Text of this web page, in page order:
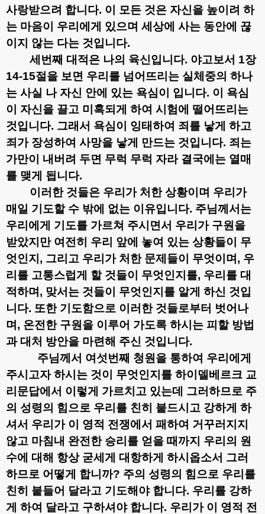
사랑받으려 합니다. 이 모든 것은 자신을 높이려 하
는 마음이 우리에게 있으며 세상에 사는 동안에 끊
이지 않는 다는 것입니다.
세번째 대적은 나의 육신입니다. 야고보서 1장
14-15절을 보면 우리를 넘어뜨리는 실체중의 하나
는 사실 나 자신 안에 있는 욕심이 입니다. 이 욕심
이 자신을 끌고 미혹되게 하여 시험에 떨어뜨리는
것입니다. 그래서 욕심이 잉태하여 죄를 낳게 하고
죄가 장성하여 사망을 낳게 만드는 것입니다. 죄는
가만이 내버려 두면 무럭 무럭 자라 결국에는 열매
를 맺게 됩니다.
이러한 것들은 우리가 처한 상황이며 우리가
매일 기도할 수 밖에 없는 이유입니다. 주님께서는
우리에게 기도를 가르쳐 주시면서 우리가 구원을
받았지만 여전히 우리 앞에 놓여 있는 상황들이 무
엇인지 , 그리고 우리가 처한 문제들이 무엇이며 , 우
리를 고통스럽게 할 것들이 무엇인지를, 우리를 대
적하며 , 맞서는 것들이 무엇인지를 알게 하신 것입
니다. 또한 기도함으로 이러한 것들로부터 벗어나
며 , 온전한 구원을 이루어 가도록 하시는 피할 방법
과 대처 방안을 마련해 주신 것입니다.
주님께서 여섯번째 청원을 통하여 우리에게
주시고자 하시는 것이 무엇인지를 하이델베르크 교
리문답에서 이렇게 가르치고 있는데 그러하므로 주
의 성령의 힘으로 우리를 친히 붙드시고 강하게 하
셔서 우리가 이 영적 전쟁에서 패하여 거꾸러지지
않고 마침내 완전한 승리를 얻을 때까지 우리의 원
수에 대해 항상 굳세게 대항하게 하시옵소서 그러
하므로 어떻게 합니까? 주의 성령의 힘으로 우리를
친히 붙들어 달라고 기도해야 합니다. 우리를 강하
게 하여 달라고 구하셔야 합니다. 우리가 이 영적 전